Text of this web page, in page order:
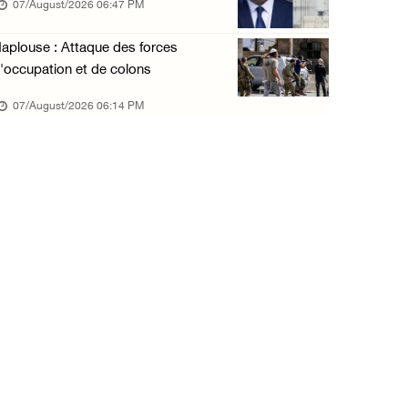
06/August/2026 10:05 PM
Blessés signalés lors d'une attaque de colon ...
06/August/2026 09:36 PM
07/August/2026 06:47 PM
: Attaque des forces
et de colons
07/August/2026 06:14 PM